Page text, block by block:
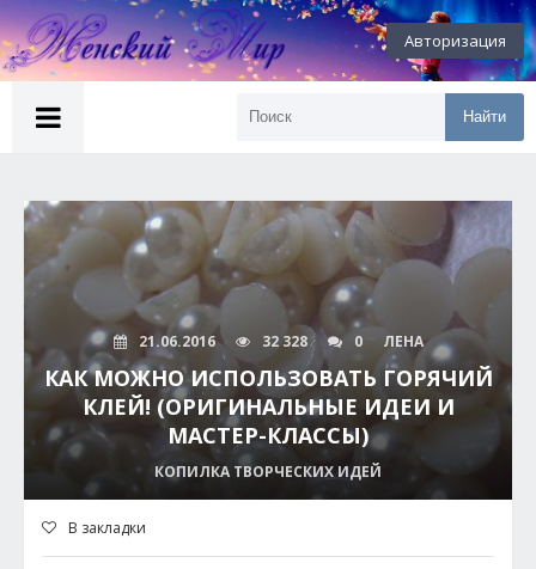
Авторизация
Найти
21.06.2016 32 328 0 ЛЕНА
КАК МОЖНО ИСПОЛЬЗОВАТЬ ГОРЯЧИЙ
КЛЕЙ! (ОРИГИНАЛЬНЫЕ ИДЕИ И
МАСТЕР-КЛАССЫ)
КОПИЛКА ТВОРЧЕСКИХ ИДЕЙ
В закладки